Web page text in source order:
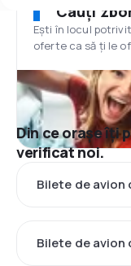
Cauți
Ești în locul
oferte ca să ți le
Din ce orașe îți
verificat noi.
Bilete de avion
Bilete de avion